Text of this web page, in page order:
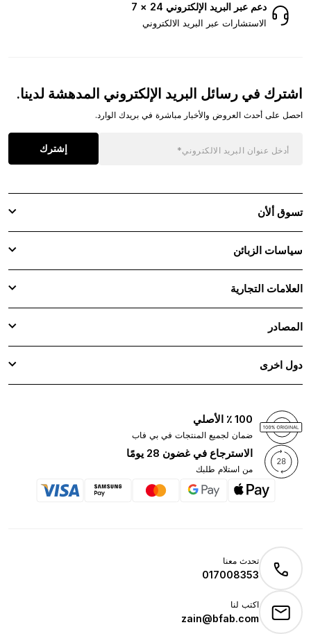
دعم عبر البريد الإلكتروني 24 × 7
الاستشارات عبر البريد الالكتروني
اشترك في رسائل البريد الإلكتروني المدهشة لدينا.
احصل على أحدث العروض والأخبار مباشرة في بريدك الوارد.
إشترك
تسوق ألأن
سياسات الزبائن
العلامات التجارية
المصادر
دول اخرى
100 ٪ الأصلي
ضمان لجميع المنتجات في بي فاب
الاسترجاع في غضون 28 يومًا
من استلام طلبك
تحدث معنا
017008353
اكتب لنا
zain@bfab.com